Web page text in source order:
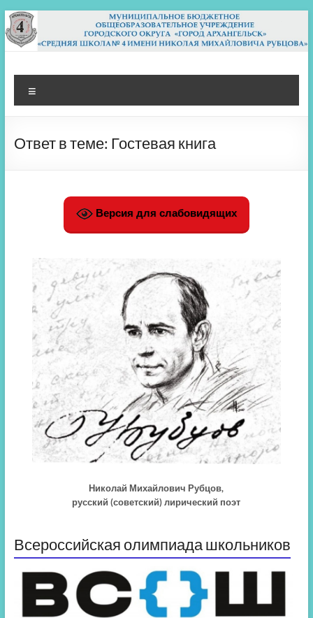
Перейти
к
содержимому
МБОУ СШ 4
Архангельск
Ответ в теме: Гостевая книга
Версия для слабовидящих
Николай Михайлович Рубцов,
русский (советский) лирический поэт
Всероссийская олимпиада школьников